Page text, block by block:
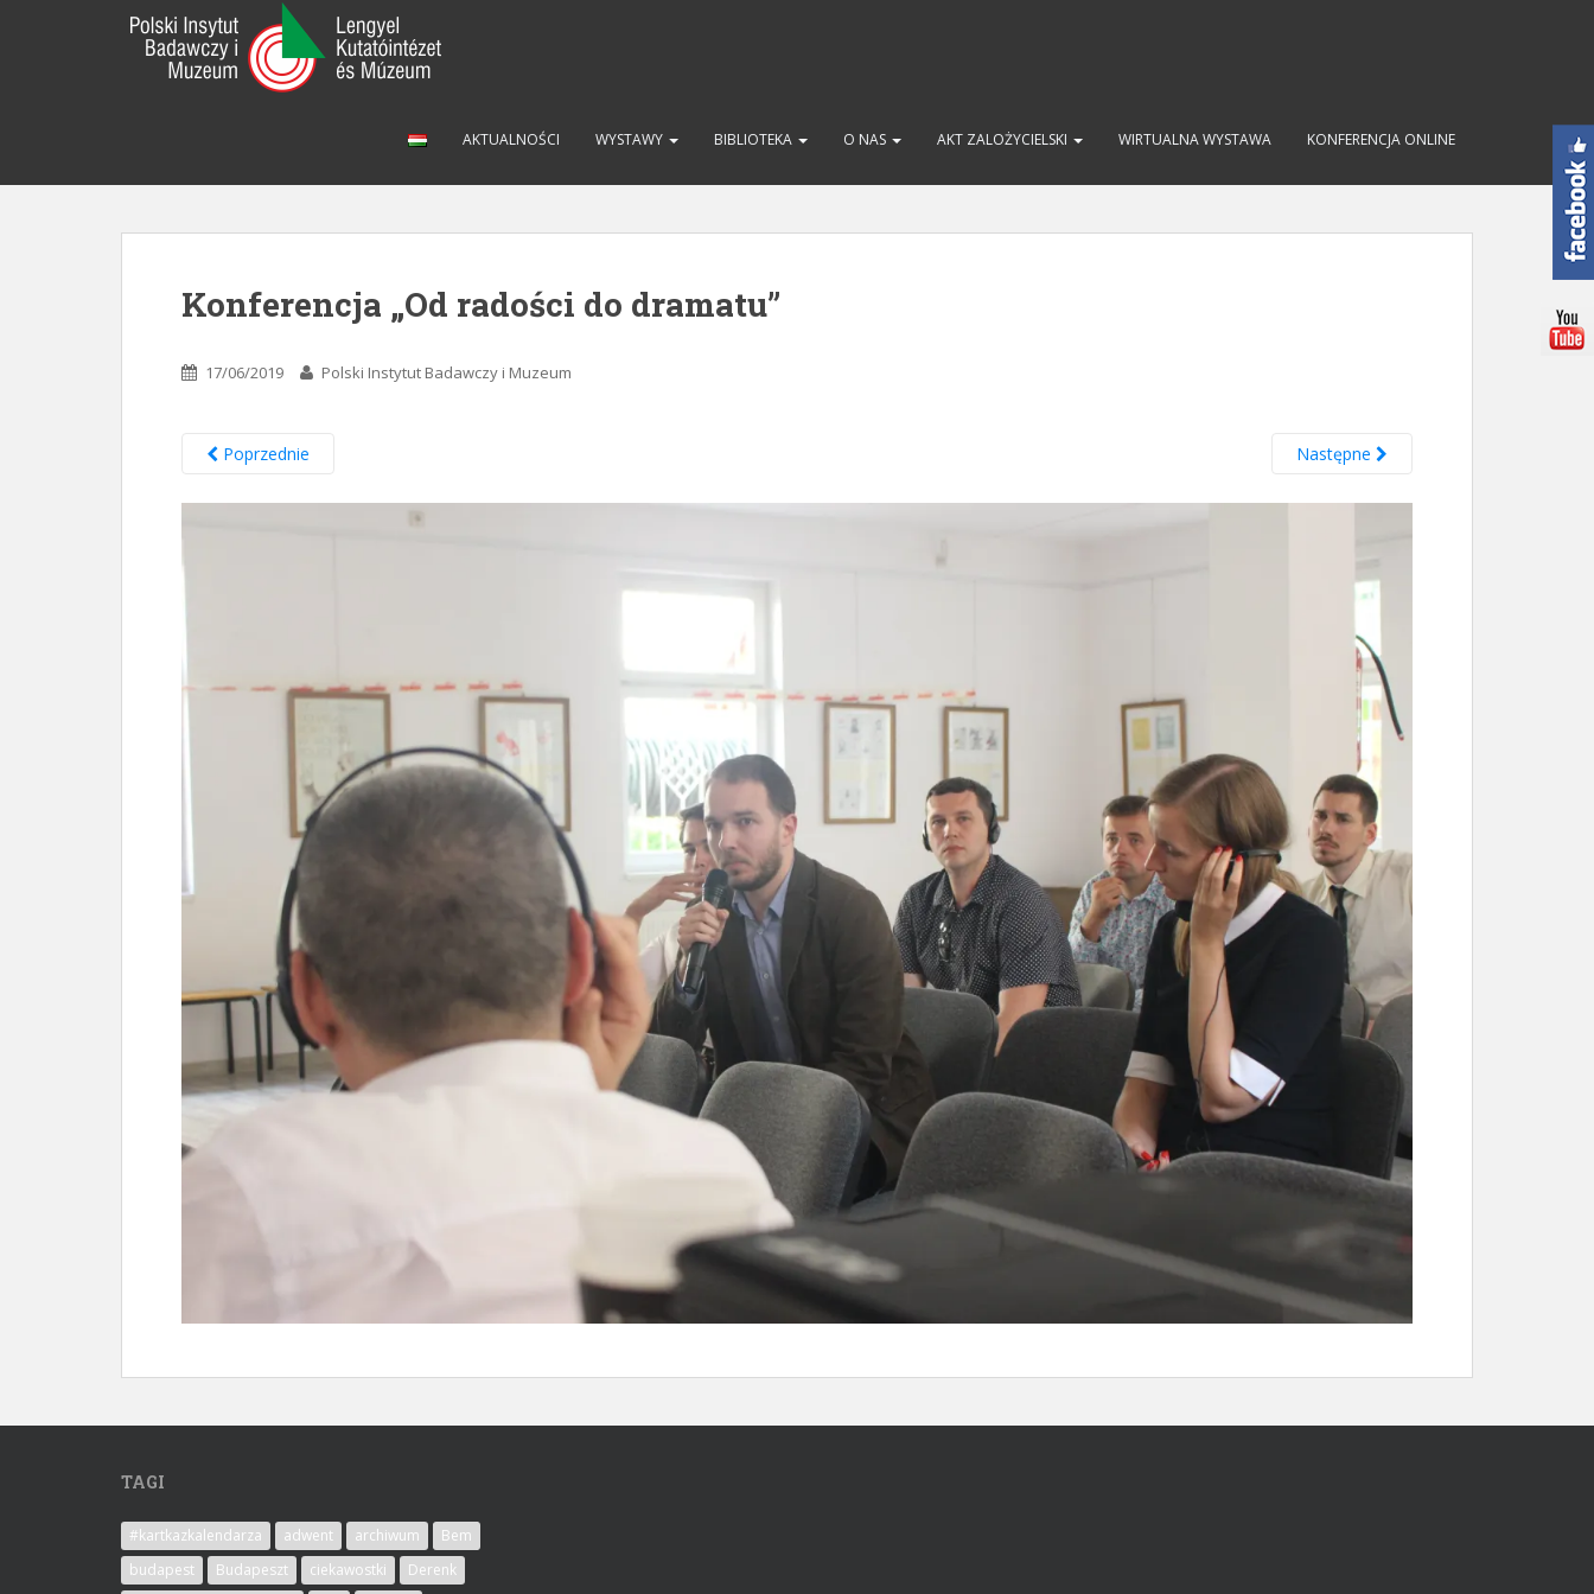
AKTUALNOŚCI WYSTAWY BIBLIOTEKA O NAS AKT ZALOŻYCIELSKI WIRTUALNA WYSTAWA KONFERENCJA ONLINE
Konferencja „Od radości do dramatu”
17/06/2019 Polski Instytut Badawczy i Muzeum
Poprzednie Następne
TAGI
#kartkazkalendarza adwent archiwum
Bem
budapest
Budapeszt ciekawostki
Derenk